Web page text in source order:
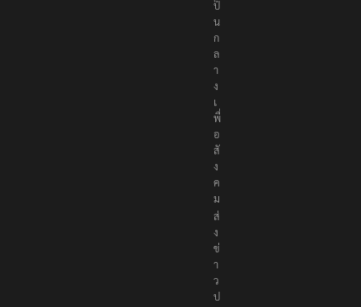
ง
เ
ป็
น
ก
ล
า
ง
เ
พื่
อ
สั
ง
ค
ม
ส่
ง
ข่
า